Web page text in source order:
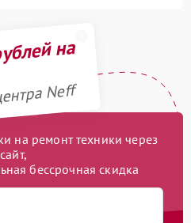
на
Neff
на ремонт техники через
сайт,
бессрочная скидка